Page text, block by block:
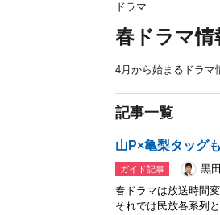
ドラマ
春ドラマ情
4月から始まるドラマ
記事一覧
山P×亀梨タッグ
ガイド記事
黒
春ドラマは放送時間
それでは民放各系列